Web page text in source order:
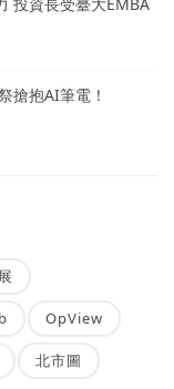
搶抱AI筆電！
OpView
北市圖